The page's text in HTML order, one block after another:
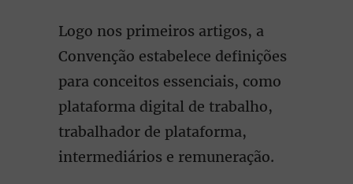
Logo nos primeiros artigos, a
Convenção estabelece definições
para conceitos essenciais, como
plataforma digital de trabalho,
trabalhador de plataforma,
intermediários e remuneração.